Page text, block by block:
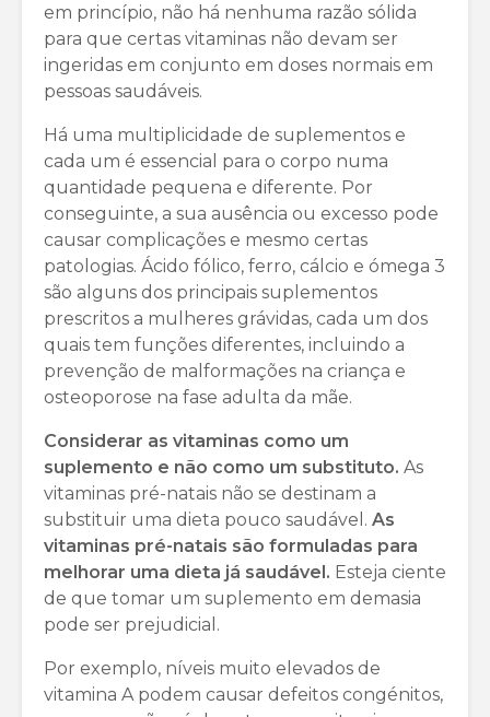
em princípio, não há nenhuma razão sólida
para que certas vitaminas não devam ser
ingeridas em conjunto em doses normais em
pessoas saudáveis.
Há uma multiplicidade de suplementos e
cada um é essencial para o corpo numa
quantidade pequena e diferente. Por
conseguinte, a sua ausência ou excesso pode
causar complicações e mesmo certas
patologias. Ácido fólico, ferro, cálcio e ómega 3
são alguns dos principais suplementos
prescritos a mulheres grávidas, cada um dos
quais tem funções diferentes, incluindo a
prevenção de malformações na criança e
osteoporose na fase adulta da mãe.
Considerar as vitaminas como um
suplemento e não como um substituto. As
vitaminas pré-natais não se destinam a
substituir uma dieta pouco saudável. As
vitaminas pré-natais são formuladas para
melhorar uma dieta já saudável. Esteja ciente
de que tomar um suplemento em demasia
pode ser prejudicial.
Por exemplo, níveis muito elevados de
vitamina A podem causar defeitos congénitos,